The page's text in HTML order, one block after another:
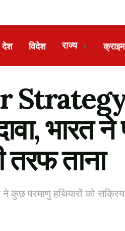
देश विदेश राज्य ▼ क्राइम
भारत
तरफ ताना
ने कुछ परमाणु हथियारों को